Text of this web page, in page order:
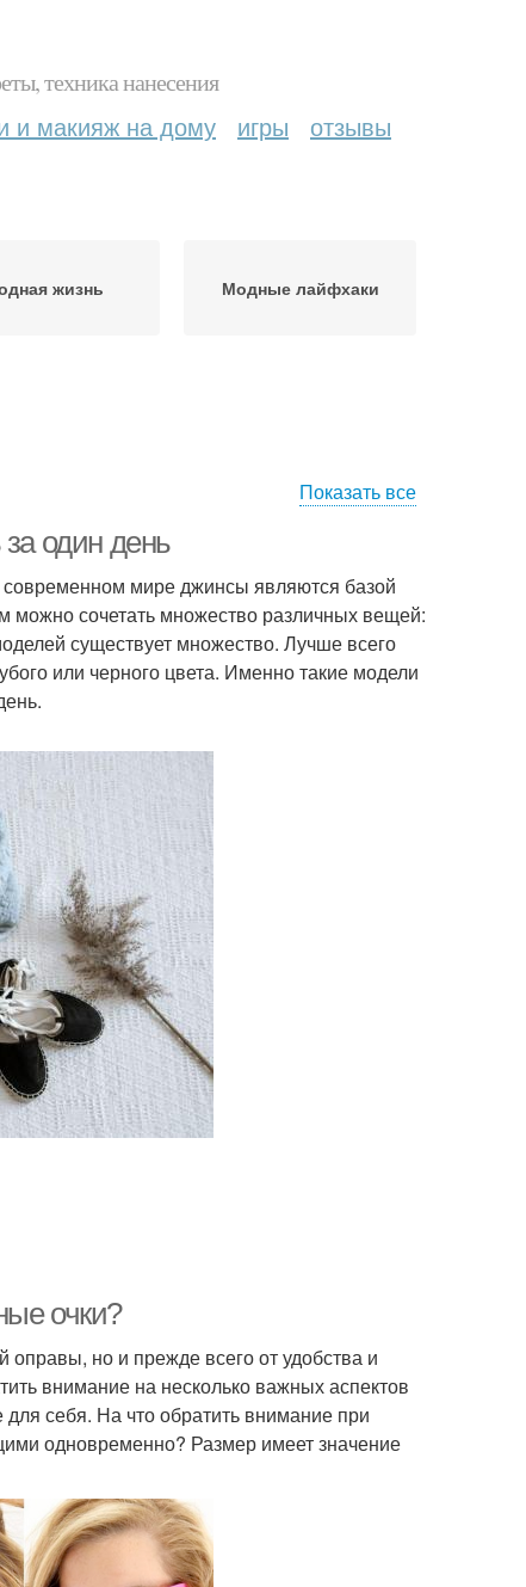
техника нанесения
и макияж на дому игры отзывы
жизнь Модные лайфхаки
Показать все
один день
мире джинсы являются базой
сочетать множество различных вещей:
существует множество. Лучше всего
или черного цвета. Именно такие модели
очки?
но и прежде всего от удобства и
внимание на несколько важных аспектов
себя. На что обратить внимание при
одновременно? Размер имеет значение